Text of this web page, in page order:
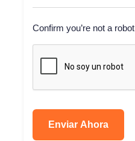
Confirm you’re not a robot
Enviar Ahora